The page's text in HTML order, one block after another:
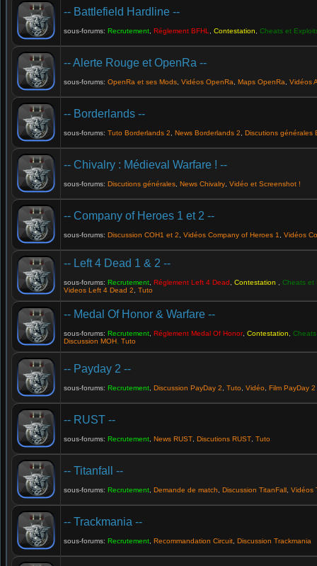
-- Battlefield Hardline --
sous-forums: Recrutement Réglement BFHL Contestation Cheats et
-- Alerte Rouge et OpenRa --
sous-forums: OpenRa et ses Mods Vidéos OpenRa Maps OpenRa Vidéos
-- Borderlands --
sous-forums: Tuto Borderlands 2 News Borderlands 2 Discutions générales
-- Chivalry : Médieval Warfare ! --
sous-forums: Discutions générales News Chivalry Vidéo et Screenshot !
-- Company of Heroes 1 et 2 --
sous-forums: Discussion COH1 et 2 Vidéos Company of Heroes 1 Vidéos
-- Left 4 Dead 1 & 2 --
sous-forums: Recrutement Réglement Left 4 Dead Contestation
Cheats et
Videos Left 4 Dead 2
Tuto
-- Medal Of Honor & Warfare --
sous-forums: Recrutement Réglement Medal Of Honor, Contestation
Discussion MOH Tuto
-- Payday 2 --
sous-forums: Recrutement Discussion PayDay 2 Tuto Vidéo Film PayDay 2
-- RUST --
sous-forums: Recrutement News RUST Discutions RUST Tuto
-- Titanfall --
sous-forums: Recrutement Demande de match Discussion TitanFall Vidéos
-- Trackmania --
sous-forums: Recrutement Recommandation Circuit Discussion Trackmania